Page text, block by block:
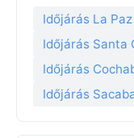
Időjárás La Paz
Időjárás Santa
Időjárás
Időjárás